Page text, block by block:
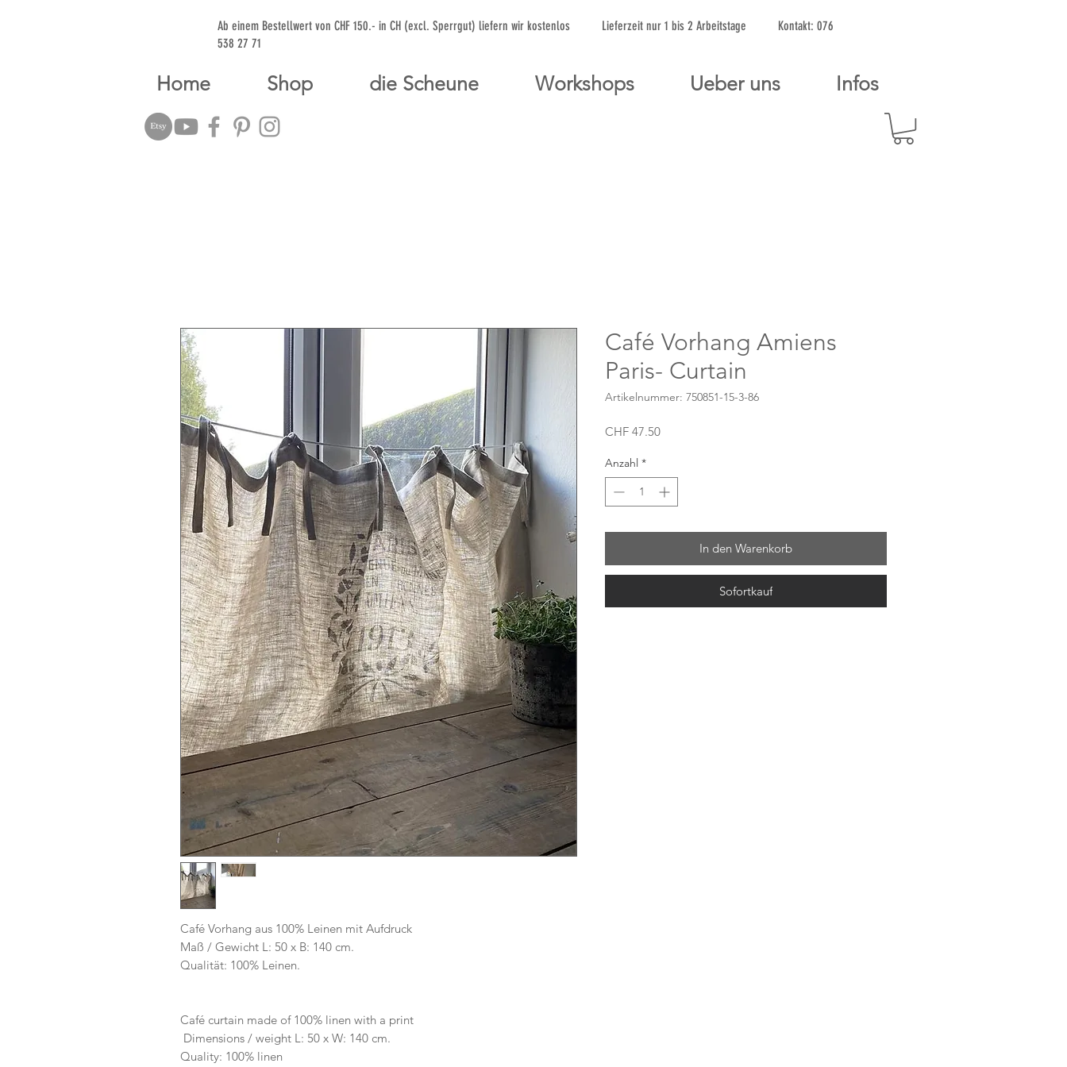
Ab einem Bestellwert von CHF 150.- in CH (excl. Sperrgut) liefern wir kostenlos Lieferzeit nur 1 bis 2 Arbeitstage Kontakt: 076
538 27 71
Home Shop die Scheune Workshops Ueber uns Infos
Café Vorhang aus 100% Leinen mit Aufdruck
Maß / Gewicht L: 50 x B: 140 cm.
Qualität: 100% Leinen.
Café curtain made of 100% linen with a print
Dimensions / weight L: 50 x W: 140 cm.
Quality: 100% linen
Café Vorhang Amiens
Paris- Curtain
Artikelnummer: 750851-15-3-86
CHF 47.50Preis
Anzahl *
In den Warenkorb
Sofortkauf